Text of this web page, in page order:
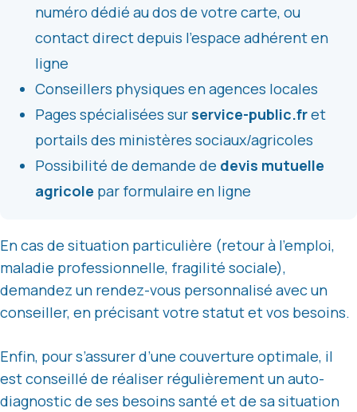
numéro dédié au dos de votre carte, ou
contact direct depuis l’espace adhérent en
ligne
Conseillers physiques en agences locales
Pages spécialisées sur service-public.fret
portails des ministères sociaux/agricoles
Possibilité de demande de devis mutuelle
agricole par formulaire en ligne
En cas de situation particulière (retour à l’emploi,
maladie professionnelle, fragilité sociale),
demandez un rendez-vous personnalisé avec un
conseiller, en précisant votre statut et vos besoins.
Enfin, pour s’assurer d’une couverture optimale, il
est conseillé de réaliser régulièrement un auto-
diagnostic de ses besoins santé et de sa situation